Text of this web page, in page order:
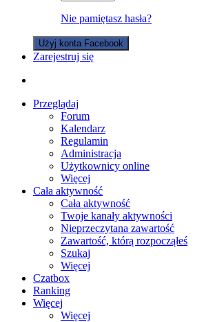
Nie pamiętasz hasła?
Użyj konta Facebook
Zarejestruj się
Przeglądaj
Forum
Kalendarz
Regulamin
Administracja
Użytkownicy online
Więcej
Cała aktywność
Cała aktywność
Twoje kanały aktywności
Nieprzeczytana zawartość
Zawartość, którą rozpocząłeś
Szukaj
Więcej
Czatbox
Ranking
Więcej
Więcej